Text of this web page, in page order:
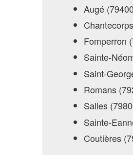
Augé
Fomperron
Sainte-
Saint-
Romans
Salles
Sainte-
Coutières